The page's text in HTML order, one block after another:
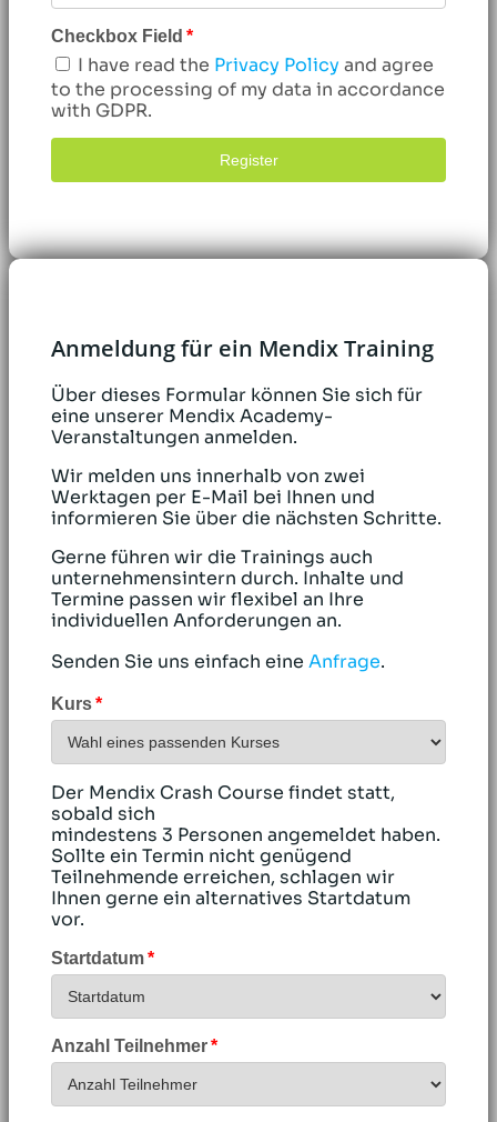
Checkbox Field
I have read the Privacy Policyand agree
to the processing of my data in accordance
with GDPR.
Register
Anmeldung für ein Mendix Training
Über dieses Formular können Sie sich für
eine unserer Mendix Academy-
Veranstaltungen anmelden.
Wir melden uns innerhalb von zwei
Werktagen per E-Mail bei Ihnen und
informieren Sie über die nächsten Schritte.
Gerne führen wir die Trainings auch
unternehmensintern durch. Inhalte und
Termine passen wir flexibel an Ihre
individuellen Anforderungen an.
Senden Sie uns einfach eine Anfrage.
Kurs
Der Mendix Crash Course findet statt,
sobald sich
mindestens 3 Personen angemeldet haben.
Sollte ein Termin nicht genügend
Teilnehmende erreichen, schlagen wir
Ihnen gerne ein alternatives Startdatum
vor.
Startdatum
Anzahl Teilnehmer